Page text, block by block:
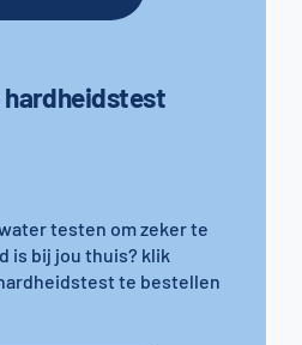
testen om zeker te
is bij jou thuis? klik
te bestellen